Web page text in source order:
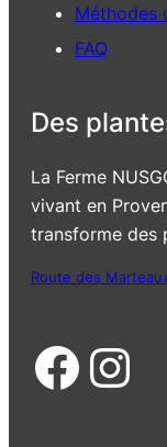
Méthodes
FAQ
Des
La Ferme
vivant en
transforme des
Route des
Facebook Instagram